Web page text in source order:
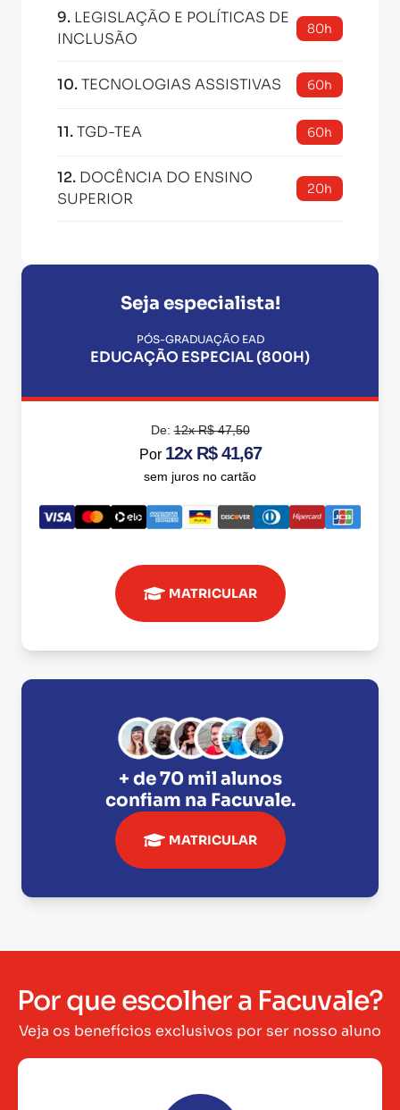
9. LEGISLAÇÃO E POLÍTICAS DE
INCLUSÃO
80h
10.TECNOLOGIAS ASSISTIVAS 60h
11.TGD-TEA 60h
12. DOCÊNCIA DO ENSINO
SUPERIOR
20h
Seja especialista!
PÓS-GRADUAÇÃO EAD
EDUCAÇÃO ESPECIAL (800H)
De:12x R$ 47,50
Por 12x R$ 41,67
sem juros no cartão
MATRICULAR
+ de 70 mil alunos
confiam na Facuvale.
MATRICULAR
Por que escolher a Facuvale?
Veja os benefícios exclusivos por ser nosso aluno